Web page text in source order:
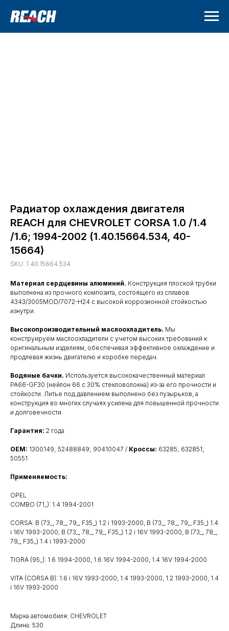
Радиатор охлаждения двигателя
REACH для CHEVROLET CORSA 1.0 /1.4
/1.6; 1994-2002 (1.40.15664.534, 40-
15664)
SKU: 1.40.15664.534
Материал сердцевины алюминий. Конструкция плоской трубки
выполнена из прочного композита, состоящего из сплавов
4343/3005MOD/7072-H24 с высокой коррозионной стойкостью
изнутри.
Высокопроизводительный маслоохладитель. Мы
конструируем маслоохладители с учетом высоких требований к
оригинальным изделиям, обеспечивая эффективное охлаждение и
продлевая жизнь двигателю и коробке передач.
Водяные бачки. Используется высококачественный материал
PA66-GF30 (нейлон 66 с 30% стекловолокна) из-за его прочности и
стойкости. Литье под давлением выполнено без пузырьков, а
конструкция во многих случаях усилена для повышенной прочности
и долговечности.
Гарантия: 2 года
OEM: 1300149; 52488849; 90410047 / Кроссы: 63285; 632851;
50551
Применяемость:
OPEL
COMBO (71_): 1.4 1994-2001
CORSA: B (73_, 78_, 79_, F35_) 1.2 i 1993-2000, B (73_, 78_, 79_, F35_) 1.4
i 16V 1993-2000, B (73_, 78_, 79_, F35_) 1.2 i 16V 1993-2000, B (73_, 78_,
79_, F35_) 1.4 i 1993-2000
TIGRA (95_): 1.6 1994-2000, 1.6 16V 1994-2000, 1.4 16V 1994-2000
VITA (CORSA B): 1.6 i 16V 1993-2000, 1.4 1993-2000, 1.2 1993-2000, 1.4
i 16V 1993-2000
Марка автомобиля: CHEVROLET
Длина: 530